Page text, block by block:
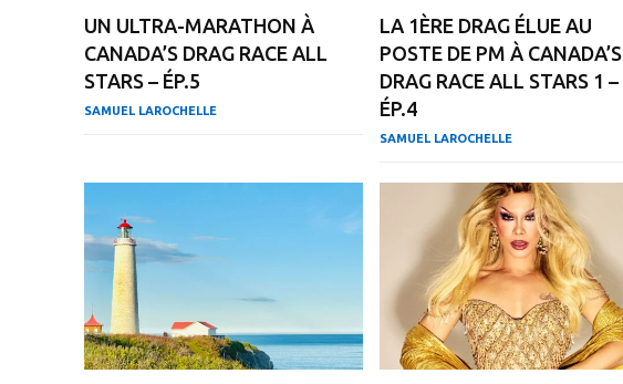
UN ULTRA-MARATHON À
CANADA’S DRAG RACE ALL
STARS – ÉP.5
SAMUEL LAROCHELLE
LA 1ÈRE DRAG ÉLUE AU
POSTE DE PM À CANADA’S
DRAG RACE ALL STARS 1 –
ÉP.4
SAMUEL LAROCHELLE